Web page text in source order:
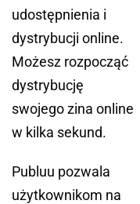
udostępnienia i
dystrybucji online.
Możesz rozpocząć
dystrybucję
swojego zina online
w kilka sekund.
Publuu pozwala
użytkownikom na